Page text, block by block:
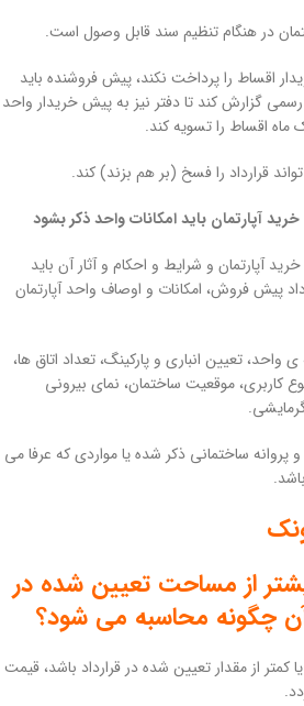
اقساط را پرداخت نکند، پیش فروشنده باید
رسمی گزارش کند تا دفتر نیز به پیش خریدار واحد
اقساط را تسویه کند.
قرارداد را فسخ (بر هم بزند) کند.
آپارتمان باید امکانات واحد ذکر بشود
آپارتمان و شرایط و احکام و آثار آن باید
پیش فروش، امکانات و اوصاف واحد آپارتمان
تعیین انباری و پارکینگ، تعداد اتاق ها،
کاربری، موقعیت ساختمان، نمای بیرونی
و پروانه ساختمانی ذکر شده یا مواردی که عرفا می
از مساحت تعیین شده در
آن چگونه محاسبه می شود؟
از مقدار تعیین شده در قرارداد باشد، قیمت